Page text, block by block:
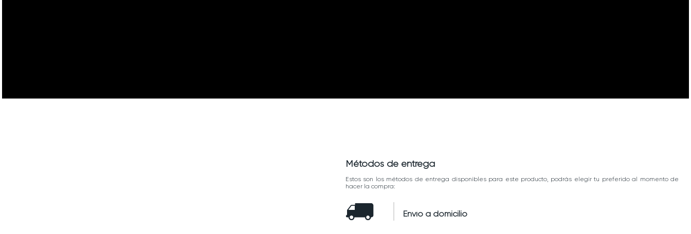
Métodos de entrega
Estos son los métodos de entrega disponibles para este producto, podrás elegir tu preferido al momento de
hacer la compra:
Envío a domicilio